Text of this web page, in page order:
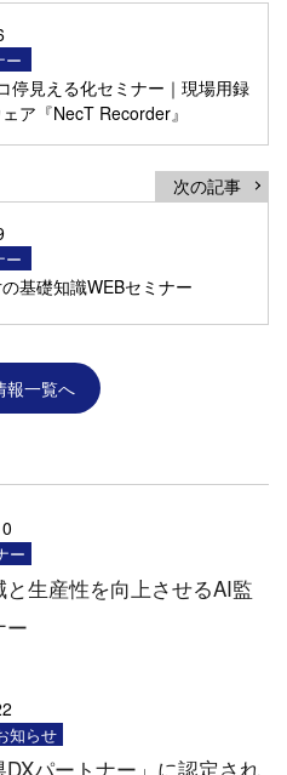
ー
停見える化セミナー｜現場用録
ア『NecT Recorder』
次の記事
ー
基礎知識WEBセミナー
報一覧へ
ー
と生産性を向上させるAI監
ー
知らせ
DXパートナー」に認定され